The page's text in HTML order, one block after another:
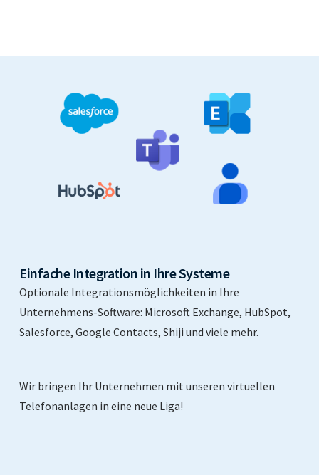
Einfache Integration in Ihre Systeme
Optionale Integrationsmöglichkeiten in Ihre
Unternehmens-Software: Microsoft Exchange, HubSpot,
Salesforce, Google Contacts, Shiji und viele mehr.
Wir bringen Ihr Unternehmen mit unseren virtuellen
Telefonanlagen in eine neue Liga!